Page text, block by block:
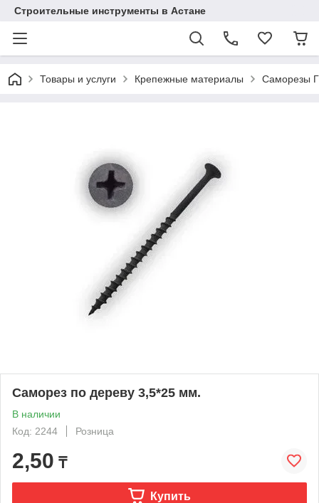
Строительные инструменты в Астане
Товары и услуги Крепежные материалы Саморезы
Саморез по дереву 3,5*25 мм.
В наличии
Код: 2244
Розница
2,50 ₸
Купить